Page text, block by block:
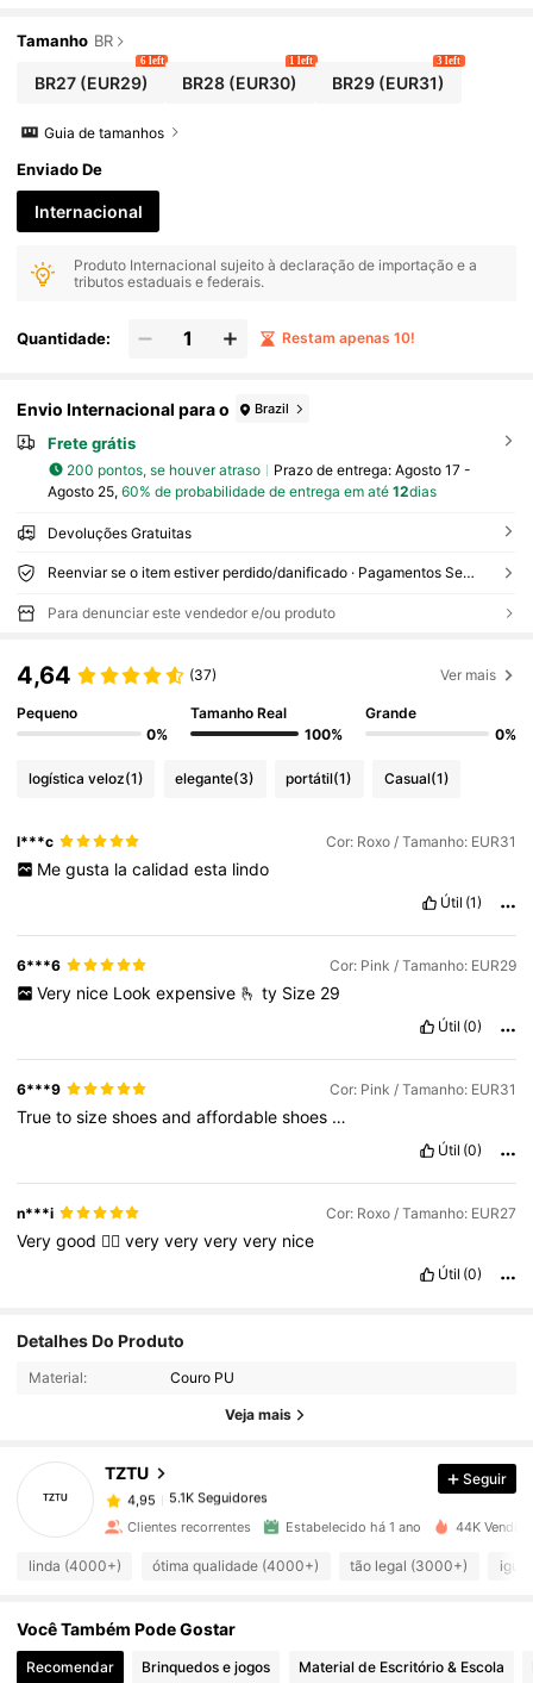
Tamanho BR
BR27(EUR29)
6 left
BR28 (EUR30)
1 left
BR29(EUR31)
3 left
Guia de tamanhos
Enviado De
Internacional
Produto Internacional sujeito à declaração de importação e a
tributos estaduais e federais.
Quantidade: Restam apenas 10!
Envio Internacional para o Brazil
Frete grátis
200 pontos, se houver atraso Prazo de entrega: Agosto 17 -
Agosto 25, 60% de probabilidade de entrega em até 12dias
Devoluções Gratuitas
Reenviar se o item estiver perdido/danificado · Pagamentos Seguros · Proteção de privacidade
Para denunciar este vendedor e/ou produto
4,64 (37) Ver mais
Pequeno
0%
Tamanho Real
100%
Grande
0%
logística veloz(1) elegante(3) portátil(1) Casual(1)
l***c Cor: Roxo / Tamanho: EUR31
Me gusta la calidad esta lindo
Útil (1)
6***6 Cor: Pink / Tamanho: EUR29
Very nice Look expensive 🫰 ty Size 29
Útil (0)
6***9 Cor: Pink / Tamanho: EUR31
Truetosizeshoesandaffordableshoes …
Útil (0)
n***i Cor: Roxo / Tamanho: EUR27
Verygood 👍🏻veryveryveryvery nice
Útil (0)
Detalhes Do Produto
Material: Couro PU
Veja mais
TZTU
4,95 5.1K Seguidores
5.1K Seguidores
4,95
5.1K Seguidores
a***s
1 dia atrás
4,95 5.1K Seguidores
4,95 5.1K Seguidores
Seguir
Clientes recorrentes Estabelecido há 1 ano 44K
linda (4000+) ótima qualidade (4000+) tão legal (3000+)
Você Também Pode Gostar
Recomendar Brinquedos e jogos Material de Escritório & Escola